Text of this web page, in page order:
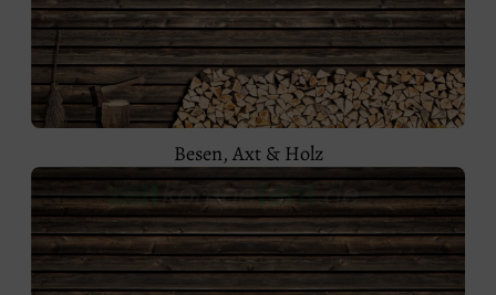
Besen, Axt & Holz